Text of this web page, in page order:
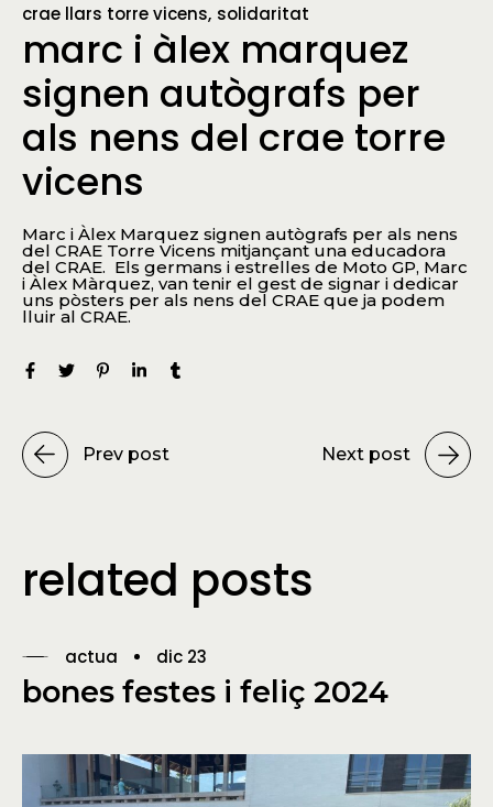
crae llars torre vicens solidaritat
marc i àlex marquez
signen autògrafs per
als nens del crae torre
vicens
Marc i Àlex Marquez signen autògrafs per als nens
del CRAE Torre Vicens mitjançant una educadora
del CRAE. Els germans i estrelles de Moto GP, Marc
i Àlex Màrquez, van tenir el gest de signar i dedicar
uns pòsters per als nens del CRAE que ja podem
lluir al CRAE.
Prev post Next post
related posts
actua dic 23
bones festes i feliç 2024